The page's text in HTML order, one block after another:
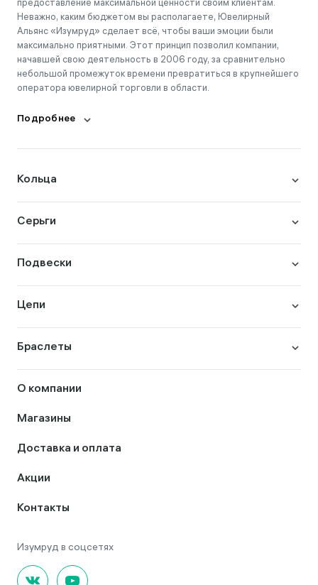
предоставление максимальной ценности своим клиентам.
Неважно, каким бюджетом вы располагаете, Ювелирный
Альянс «Изумруд» сделает всё, чтобы ваши эмоции были
максимально приятными. Этот принцип позволил компании,
начавшей свою деятельность в 2006 году, за сравнительно
небольшой промежуток времени превратиться в крупнейшего
оператора ювелирной торговли в области.
Подробнее
Кольца
Серьги
Подвески
Цепи
Браслеты
О компании
Магазины
Доставка и оплата
Акции
Контакты